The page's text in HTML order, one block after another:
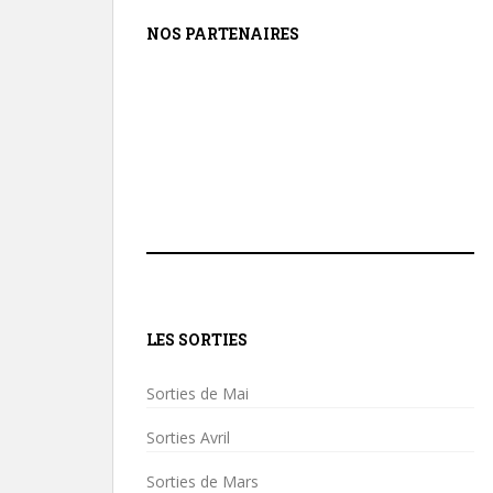
NOS PARTENAIRES
LES SORTIES
Sorties de Mai
Sorties Avril
Sorties de Mars